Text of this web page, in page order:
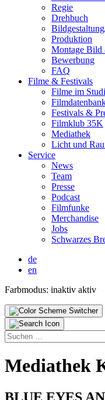
Regie
Dreh­buch
Pro­duk­ti­on
Mon­ta­ge Bild
Bewer­bung
FAQ
Fil­me & Fes­ti­vals
Fil­me im
Fes­ti­vals &
Film­klub 35K
Media­thek
Licht und
Ser­vice
News
Team
Pres­se
Pod­cast
Film­fun­ke
Mer­chan­di­se
Jobs
Schwar­zes
de
en
Farbmodus: inaktiv aktiv
Suchen
nach:
Mediathek